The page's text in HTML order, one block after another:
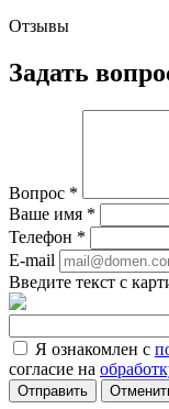
Отзывы
Задать
Вопрос *
Ваше имя *
Телефон *
E-mail
Введите текст с
Я ознакомлен с
согласие на